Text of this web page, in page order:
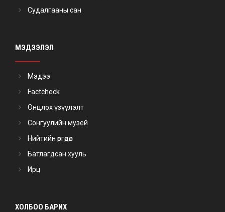
Судалгааны сан
МЭДЭЭЛЭЛ
Мэдээ
Factcheck
Онцлох үзүүлэлт
Сонгуулийн музей
Нийтийн өргөдөл
Батлагдсан хууль
Ирц
ХОЛБОО БАРИХ